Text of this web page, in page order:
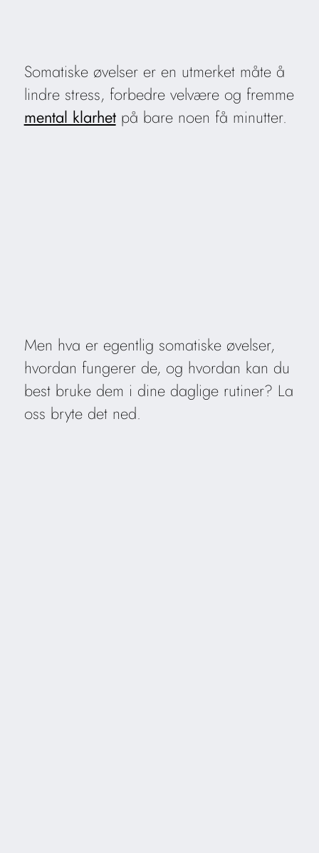
Somatiske øvelser er en utmerket måte å
lindre stress, forbedre velvære og fremme
mental klarhetpå bare noen få minutter.
Men hva er egentlig somatiske øvelser,
hvordan fungerer de, og hvordan kan du
best bruke dem i dine daglige rutiner? La
oss bryte det ned.